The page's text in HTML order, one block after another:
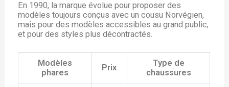
En 1990, la marque évolue pour proposer des
modèles toujours conçus avec un cousu Norvégien,
mais pour des modèles accessibles au grand public,
et pour des styles plus décontractés.
Modèles
phares
Prix
Type de
chaussures